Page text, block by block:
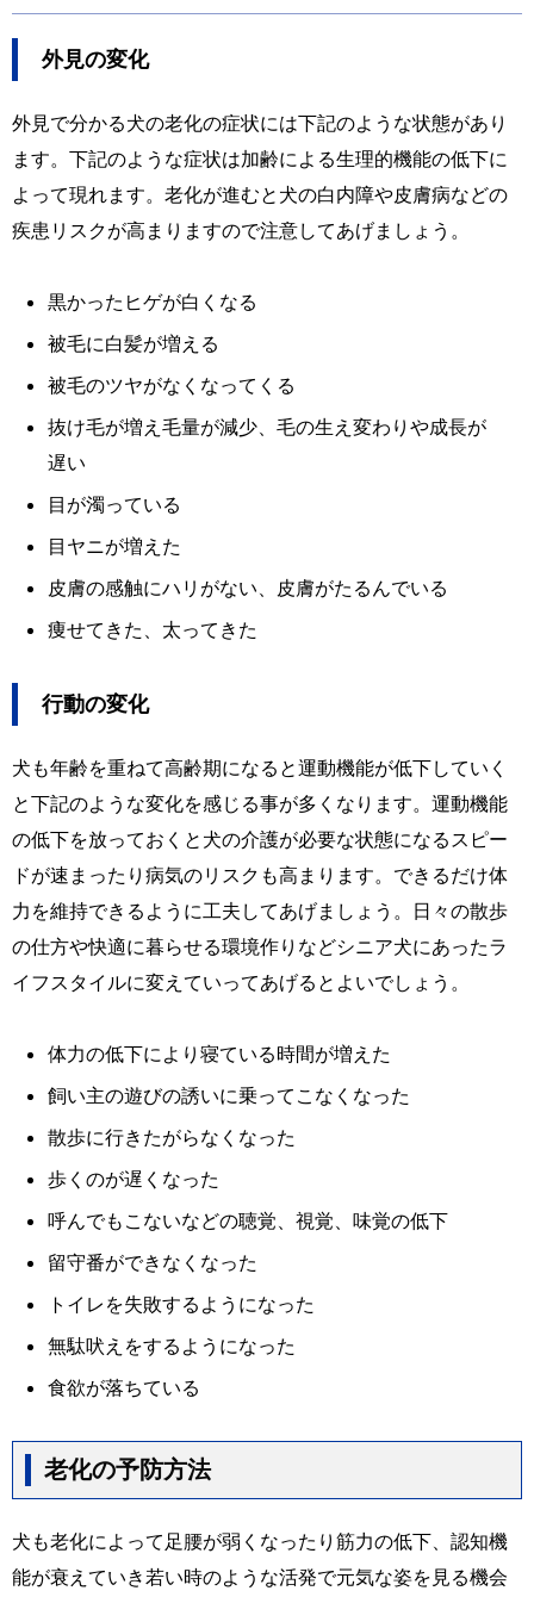
外見の変化
外見で分かる犬の老化の症状には下記のような状態があり
ます。下記のような症状は加齢による生理的機能の低下に
よって現れます。老化が進むと犬の白内障や皮膚病などの
疾患リスクが高まりますので注意してあげましょう。
黒かったヒゲが白くなる
被毛に白髪が増える
被毛のツヤがなくなってくる
抜け毛が増え毛量が減少、毛の生え変わりや成長が
遅い
目が濁っている
目ヤニが増えた
皮膚の感触にハリがない、皮膚がたるんでいる
痩せてきた、太ってきた
行動の変化
犬も年齢を重ねて高齢期になると運動機能が低下していく
と下記のような変化を感じる事が多くなります。運動機能
の低下を放っておくと犬の介護が必要な状態になるスピー
ドが速まったり病気のリスクも高まります。できるだけ体
力を維持できるように工夫してあげましょう。日々の散歩
の仕方や快適に暮らせる環境作りなどシニア犬にあったラ
イフスタイルに変えていってあげるとよいでしょう。
体力の低下により寝ている時間が増えた
飼い主の遊びの誘いに乗ってこなくなった
散歩に行きたがらなくなった
歩くのが遅くなった
呼んでもこないなどの聴覚、視覚、味覚の低下
留守番ができなくなった
トイレを失敗するようになった
無駄吠えをするようになった
食欲が落ちている
老化の予防方法
犬も老化によって足腰が弱くなったり筋力の低下、認知機
能が衰えていき若い時のような活発で元気な姿を見る機会